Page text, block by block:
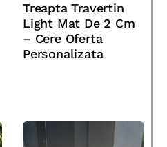
Treapta Travertin
Light Mat De 2 Cm
– Cere Oferta
Personalizata